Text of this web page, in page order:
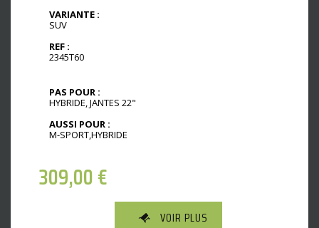
VARIANTE :
SUV
REF :
2345T60
PAS POUR :
HYBRIDE, JANTES 22"
AUSSI POUR :
M-SPORT,HYBRIDE
309,00€
VOIR PLUS